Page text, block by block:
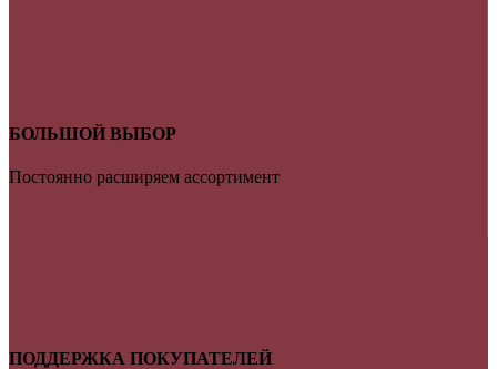
БОЛЬШОЙ ВЫБОР
Постоянно расширяем ассортимент
ПОДДЕРЖКА ПОКУПАТЕЛЕЙ